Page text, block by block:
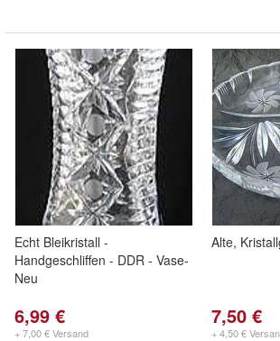
Echt Bleikristall -
Handgeschliffen - DDR - Vase-
Neu
6,99 €
+ 7,00 € Versand
Alte,
7,50 €
+ 4,50 €